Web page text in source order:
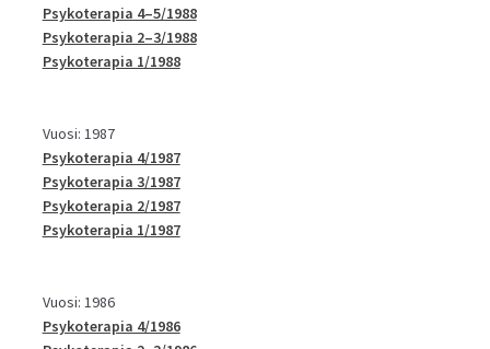
Psykoterapia 4–5/1988
Psykoterapia 2–3/1988
Psykoterapia 1/1988
Vuosi: 1987
Psykoterapia 4/1987
Psykoterapia 3/1987
Psykoterapia 2/1987
Psykoterapia 1/1987
Vuosi: 1986
Psykoterapia 4/1986